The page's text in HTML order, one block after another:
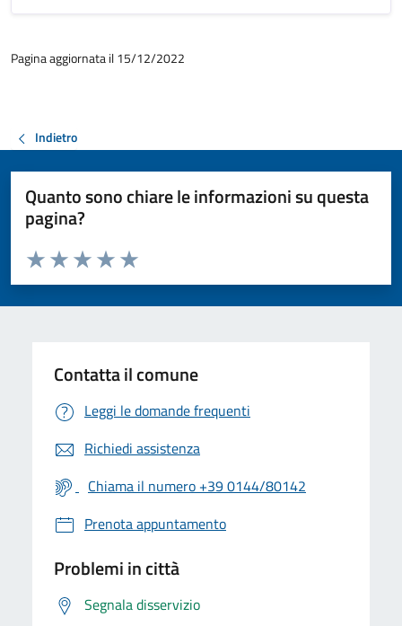
Pagina aggiornata il 15/12/2022
Indietro
Quanto sono chiare le informazioni su questa
pagina?
Valuta da 1 a 5 stelle la pagina
Valuta 5 stelle su 5
Valuta 4 stelle su 5
Valuta 3 stelle su 5
Valuta 2 stelle su 5
Valuta 1 stelle su 5
Contatta il comune
Leggi le domande frequenti
Richiedi assistenza
Chiama il numero +39 0144/80142
Prenota appuntamento
Problemi in città
Segnala disservizio